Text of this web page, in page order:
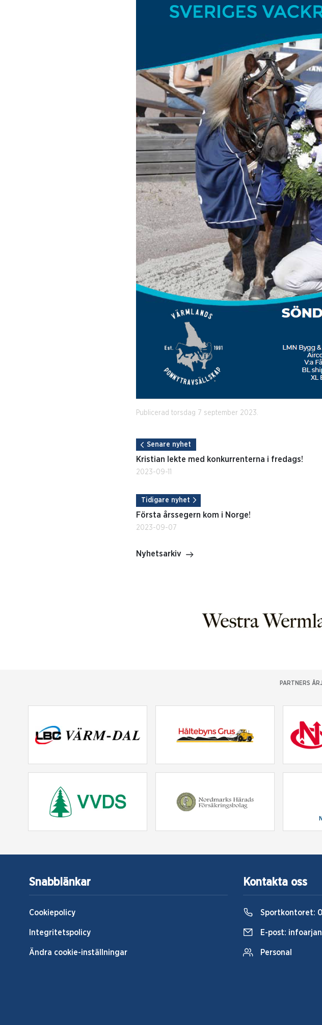
Publicerad torsdag 7 september 2023.
Senare nyhet
Kristian lekte med konkurrenterna i fredags!
2023-09-11
Tidigare nyhet
Första årssegern kom i Norge!
2023-09-07
Nyhetsarkiv
PARTNERS
Snabblänkar
Cookiepolicy
Integritetspolicy
Ändra cookie-inställningar
Kontakta oss
Sportkontoret:
E-post:
Personal